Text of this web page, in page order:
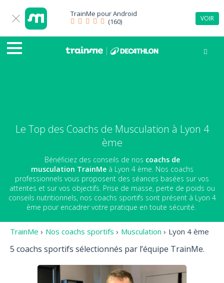
TrainMe pourAndroid
(160)
VOIR
Le Top des Coachs de Musculation à Lyon 4
ème
Bénéficiez des conseils de nos coachs de
musculation TrainMe à Lyon 4 ème. Nos coachs
professionnels vous proposent des séances basées sur vos
attentes et sur vos objectifs. Prise de masse, perte de poids ou
conseils nutritionnels, nos coachs sportifs sont présent à Lyon 4
ème pour encadrer votre pratique en toute sécurité.
TrainMe › Nos coachs sportifs › Musculation › Lyon 4 ème
5 coachs sportifs sélectionnés par l’équipe TrainMe.